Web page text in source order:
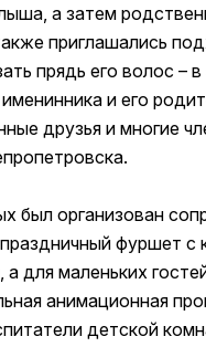
а затем
приглашались
прядь его волос –
и его
друзья и многие
был организован
фуршет с
для маленьких
анимационная
детской